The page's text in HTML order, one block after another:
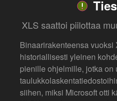
XLS saattoi piilottaa
Binaarirakenteensa vuoksi
historiallisesti yleinen
pienille ohjelmille, jotka on
siihen, miksi Microsoft otti